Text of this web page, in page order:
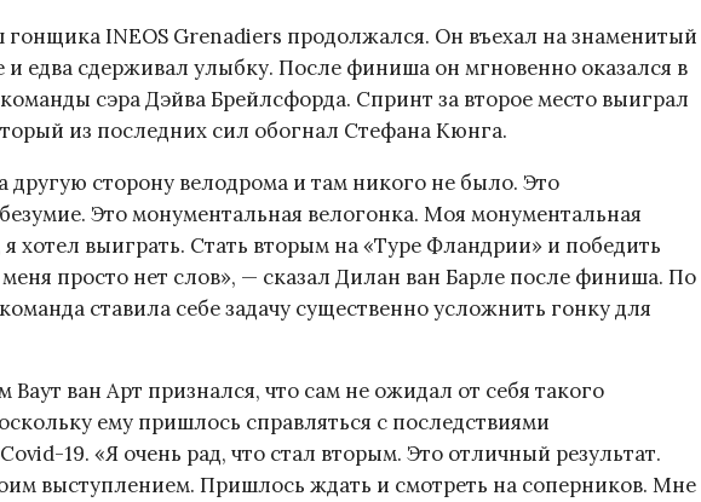
INEOS Grenadiers продолжался. Он въехал на знаменитый
и едва сдерживал улыбку. После финиша он мгновенно оказался в
сэра Дэйва Брейлсфорда. Спринт за второе место выиграл
из последних сил обогнал Стефана Кюнга.
другую сторону велодрома и там никого не было. Это
Это монументальная велогонка. Моя монументальная
хотел выиграть. Стать вторым на «Туре Фландрии» и победить
меня просто нет слов», — сказал Дилан ван Барле после финиша. По
ставила себе задачу существенно усложнить гонку для
ван Арт признался, что сам не ожидал от себя такого
ему пришлось справляться с последствиями
19. «Я очень рад, что стал вторым. Это отличный результат.
выступлением. Пришлось ждать и смотреть на соперников. Мне